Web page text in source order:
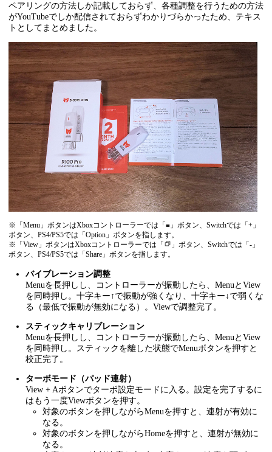
ペアリングの方法しか記載しておらず、各種調整を行うための方法
がYouTubeでしか配信されておらずわかりづらかったため、テキス
トとしてまとめました。
※「Menu」ボタンはXboxコントローラーでは「≡」ボタン、Switchでは「+」
ボタン、PS4/PS5では「Option」ボタンを指します。
※「View」ボタンはXboxコントローラーでは「
」ボタン、Switchでは「-」
ボタン、PS4/PS5では「Share」ボタンを指します。
バイブレーション調整
Menuを長押しし、コントローラーが振動したら、MenuとView
を同時押し。十字キー↑で振動が強くなり、十字キー↓で弱くな
る（最低で振動が無効になる）。Viewで調整完了。
スティックキャリブレーション
Menuを長押しし、コントローラーが振動したら、MenuとView
を同時押し。スティックを離した状態でMenuボタンを押すと
校正完了。
ターボモード（パッド連射）
View + Aボタンでターボ設定モードに入る。設定を完了するに
はもう一度Viewボタンを押す。
対象のボタンを押しながらMenuを押すと、連射が有効に
なる。
対象のボタンを押しながらHomeを押すと、連射が無効に
なる。